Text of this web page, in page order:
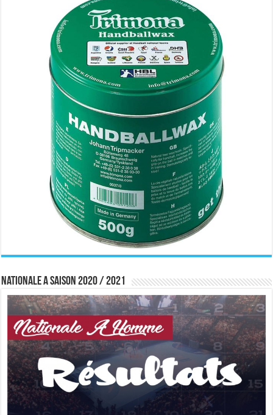
Nationale A saison 2020 / 2021